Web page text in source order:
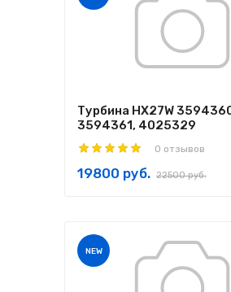
Турбина HX27W
3594361, 4025329
0 отзывов
19800 руб. 22500 руб.
NEW